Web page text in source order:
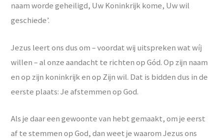
naam worde geheiligd, Uw Koninkrijk kome, Uw wil
geschiede’.
Jezus leert ons dus om – voordat wij uitspreken wat wíj
willen – al onze aandacht te richten op Gód. Op zijn naam
en op zijn koninkrijk en op Zijn wil. Dat is bidden dus in de
eerste plaats: Je afstemmen op God.
Als je daar een gewoonte van hebt gemaakt, om je eerst
af te stemmen op God, dan weet je waarom Jezus ons